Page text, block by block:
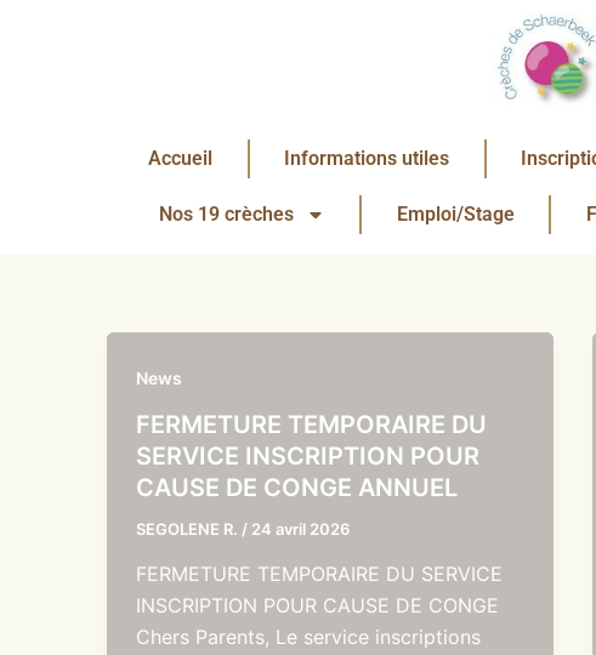
Accueil Informations utiles
Nos 19 crèches Emploi/Stage
News
FERMETURE TEMPORAIRE DU
SERVICE INSCRIPTION POUR
CAUSE DE CONGE ANNUEL
SEGOLENE R. / 24 avril 2026
FERMETURE TEMPORAIRE DU SERVICE
INSCRIPTION POUR CAUSE DE CONGE
Chers Parents, Le service inscriptions